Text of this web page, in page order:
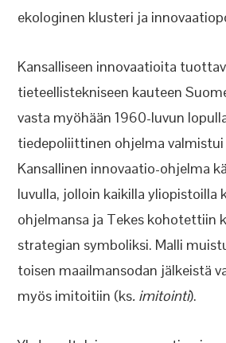
ekologinen klusteri ja
Kansalliseen innovaatioita
tieteellistekniseen kauteen
vasta myöhään 1960-luvun
tiedepoliittinen ohjelma valmistui
Kansallinen innovaatio-ohjelma
luvulla, jolloin kaikilla yliopistoilla
ohjelmansa ja Tekes kohotettiin
strategian symboliksi. Malli
toisen maailmansodan jälkeistä
myös imitoitiin (ks. imitointi).